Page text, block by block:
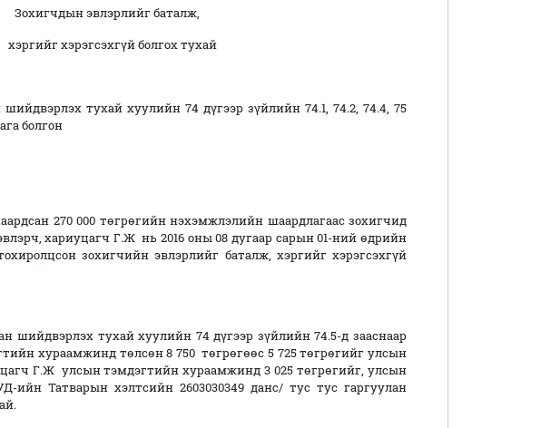
Зохигчдын эвлэрлийг баталж,
хэргийг хэрэгсэхгүй болгох тухай
тухай хуулийн 74 дүгээр зүйлийн 74.1, 74.2, 74.4, 75
болгон
270 000 төгрөгийн нэхэмжлэлийн шаардлагаас зохигчид
хариуцагч Г.Ж нь 2016 оны 08 дугаар сарын 01-ний өдрийн
зохигчийн эвлэрлийг баталж, хэргийг хэрэгсэхгүй
шийдвэрлэх тухай хуулийн 74 дүгээр зүйлийн 74.5-д зааснаар
хураамжинд төлсөн 8 750 төгрөгөөс 5 725 төгрөгийг улсын
Г.Ж улсын тэмдэгтийн хураамжинд 3 025 төгрөгийг, улсын
ийн Татварын хэлтсийн 2603030349 данс/ тус тус гаргуулан